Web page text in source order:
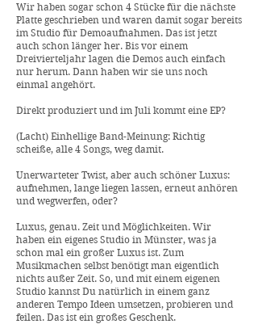
Wir haben sogar schon 4 Stücke für die nächste
Platte geschrieben und waren damit sogar bereits
im Studio für Demoaufnahmen. Das ist jetzt
auch schon länger her. Bis vor einem
Dreivierteljahr lagen die Demos auch einfach
nur herum. Dann haben wir sie uns noch
einmal angehört.
Direkt produziert und im Juli kommt eine EP?
(Lacht) Einhellige Band-Meinung: Richtig
scheiße, alle 4 Songs, weg damit.
Unerwarteter Twist, aber auch schöner Luxus:
aufnehmen, lange liegen lassen, erneut anhören
und wegwerfen, oder?
Luxus, genau. Zeit und Möglichkeiten. Wir
haben ein eigenes Studio in Münster, was ja
schon mal ein großer Luxus ist. Zum
Musikmachen selbst benötigt man eigentlich
nichts außer Zeit. So, und mit einem eigenen
Studio kannst Du natürlich in einem ganz
anderen Tempo Ideen umsetzen, probieren und
feilen. Das ist ein großes Geschenk.